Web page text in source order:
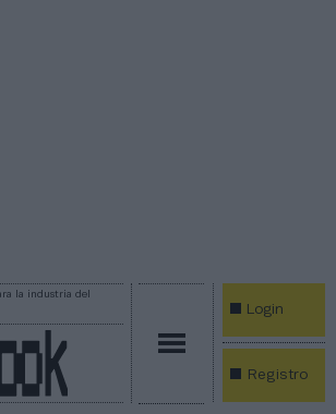
la industria del
Login
Registro